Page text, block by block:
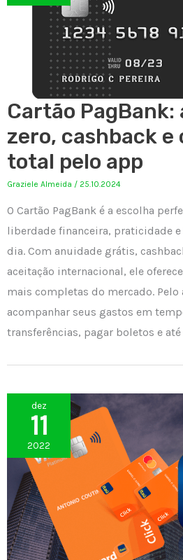
Cartão PagBank:
zero, cashback
total pelo app
Graziele Almeida / 25.10.2024
O Cartão PagBank é a escolha
liberdade financeira, praticidade
dia. Com anuidade grátis,
aceitação internacional, ele
mais completas do mercado. Pelo
acompanhar seus gastos em
transferências, pagar boletos e
dez
11
2022